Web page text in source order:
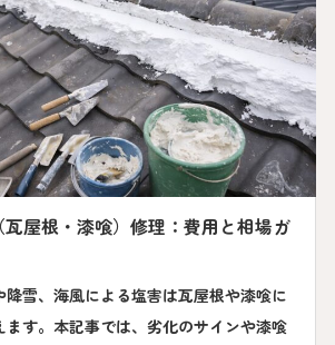
屋根・漆喰）修理：費用と相場ガ
降雪、海風による塩害は瓦屋根や漆喰に
ます。本記事では、劣化のサインや漆喰